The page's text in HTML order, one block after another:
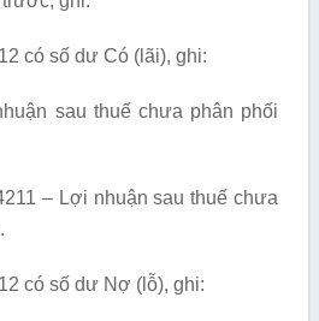
có số dư Có (lãi), ghi:
sau thuế chưa phân phối
nhuận sau thuế chưa
có số dư Nợ (lỗ), ghi: